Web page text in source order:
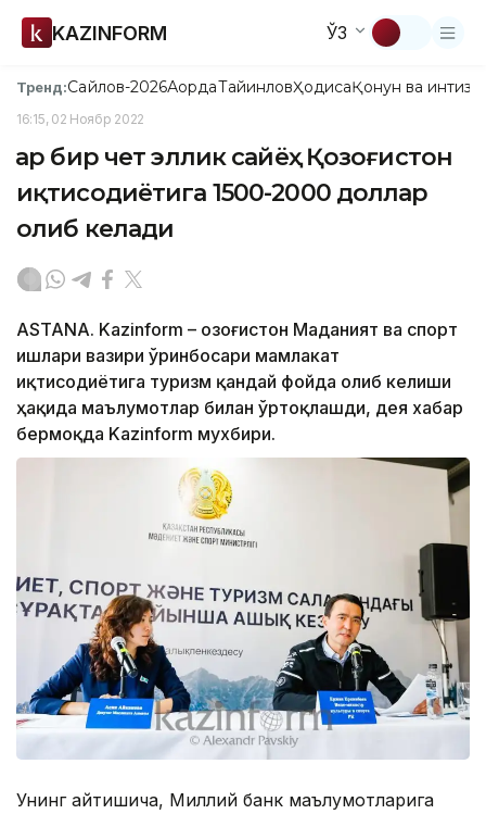
KAZINFORM ЎЗ
Тренд:Сайлов-2026АқордаТайинловҲодисаҚонун ва
16:15, 02 Ноябр 2022
Ҳар бир чет эллик сайёҳ Қозоғистон
иқтисодиётига 1500-2000 доллар
олиб келади
ASTANA. Kazinform – Қозоғистон Маданият ва спорт
ишлари вазири ўринбосари мамлакат
иқтисодиётига туризм қандай фойда олиб келиши
ҳақида маълумотлар билан ўртоқлашди, дея хабар
бермоқда Kazinform мухбири.
Унинг айтишича, Миллий банк маълумотларига